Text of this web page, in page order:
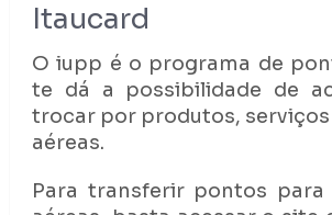
Itaucard
O iupp é o programa de
te dá a possibilidade de
trocar por produtos, serviços
aéreas.
Para transferir pontos para